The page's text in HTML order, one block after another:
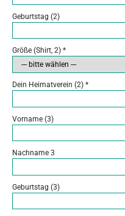
Geburtstag (2)
Größe (Shirt, 2) *
Dein Heimatverein (2) *
Vorname (3)
Nachname 3
Geburtstag (3)